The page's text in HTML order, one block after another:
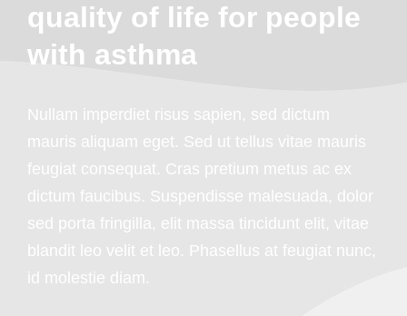
quality of life for people
with asthma
Nullam imperdiet risus sapien, sed dictum
mauris aliquam eget. Sed ut tellus vitae mauris
feugiat consequat. Cras pretium metus ac ex
dictum faucibus. Suspendisse malesuada, dolor
sed porta fringilla, elit massa tincidunt elit, vitae
blandit leo velit et leo. Phasellus at feugiat nunc,
id molestie diam.